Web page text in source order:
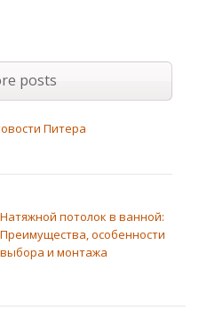
posts
Питера
Натяжной потолок в ванной:
Преимущества, особенности
выбора и монтажа